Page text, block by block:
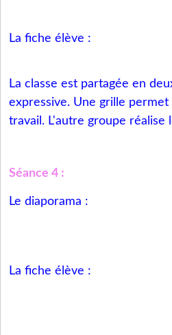
La fiche élève :
La classe est partagée en
expressive. Une grille
travail. L'autre groupe
Séance 4 :
Le diaporama :
La fiche élève :